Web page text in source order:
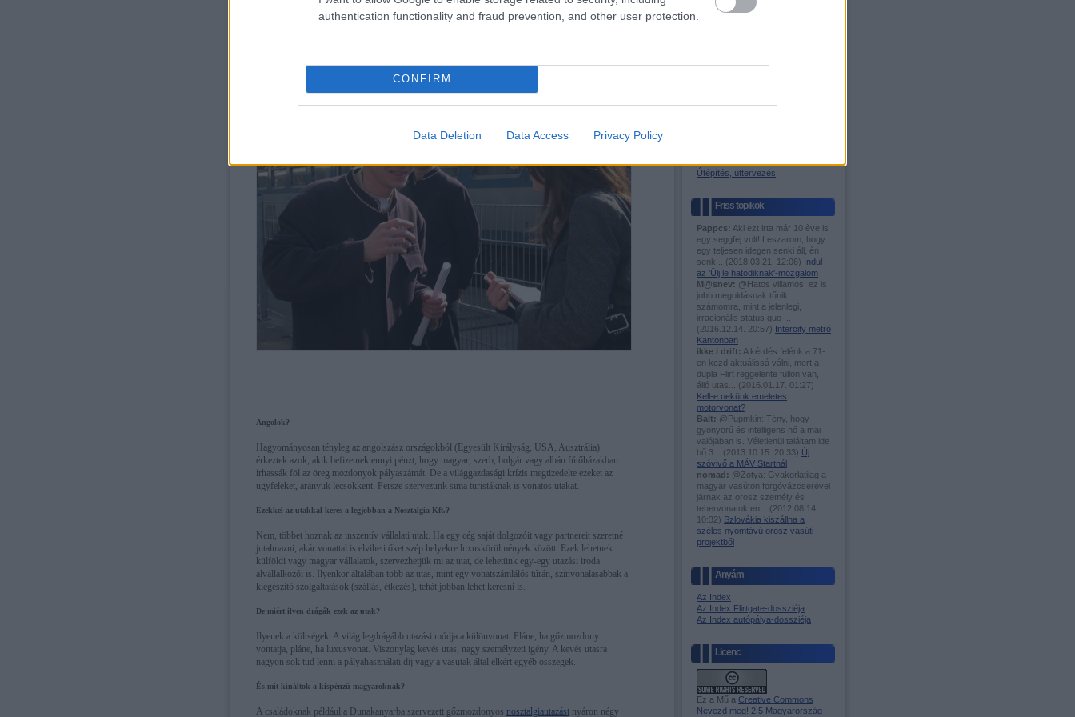
authentication functionality and fraud prevention, and other user protection.
CONFIRM
Data Deletion Data Access Privacy Policy
BKV-figyelő
Ütemes menetrend
Útépítés, úttervezés
Friss topikok
Pappcs: Aki ezt irta már 10 ève is
egy seggfej volt! Leszarom, hogy
egy teljesen idegen senki áll, èn
senk... (2018.03.21. 12:06) Indul
az 'Ülj le hatodiknak'-mozgalom
M@snev: @Hatos villamos: ez is
jobb megoldásnak tűnik
számomra, mint a jelenlegi,
irracionális status quo ...
(2016.12.14. 20:57) Intercity metró
Kantonban
ikke i drift: A kérdés felénk a 71-
en kezd aktuálissá válni, mert a
dupla Flirt reggelente fullon van,
álló utas... (2016.01.17. 01:27)
Kell-e nekünk emeletes
motorvonat?
Balt: @Pupmkin: Tény, hogy
gyönyörű és intelligens nő a mai
valójában is. Véletlenül találtam ide
bő 3... (2013.10.15. 20:33) Új
szóvivő a MÁV Startnál
nomad: @Zotya: Gyakorlatilag a
magyar vasúton forgóvázcserével
járnak az orosz személy és
tehervonatok en... (2012.08.14.
10:32) Szlovákia kiszállna a
széles nyomtávú orosz vasúti
projektből
Anyám
Az Index
Az Index Flirtgate-dossziéja
Az Index autópálya-dossziéja
Licenc
Ez a Mű a Creative Commons
Nevezd meg! 2.5 Magyarország
Utazhat. Több piaci szegmensnek, több árkategóriában, több célcsoportnak szervezünk utakat.
Angolok?
Hagyományosan tényleg az angolszász országokból (Egyesült Királyság, USA, Ausztrália)
érkeztek azok, akik befizetnek ennyi pénzt, hogy magyar, szerb, bolgár vagy albán fűtőházakban
írhassák föl az öreg mozdonyok pályaszámát. De a világgazdasági krízis megtizedelte ezeket az
ügyfeleket, arányuk lecsökkent. Persze szervezünk sima turistáknak is vonatos utakat.
Ezekkel az utakkal keres a legjobban a Nosztalgia Kft.?
Nem, többet hoznak az inszentív vállalati utak. Ha egy cég saját dolgozóit vagy partnereit szeretné
jutalmazni, akár vonattal is elviheti őket szép helyekre luxuskörülmények között. Ezek lehetnek
külföldi vagy magyar vállalatok, szervezhetjük mi az utat, de lehetünk egy-egy utazási iroda
alvállalkozói is. Ilyenkor általában több az utas, mint egy vonatszámlálós túrán, színvonalasabbak a
kiegészítő szolgáltatások (szállás, étkezés), tehát jobban lehet keresni is.
De miért ilyen drágák ezek az utak?
Ilyenek a költségek. A világ legdrágább utazási módja a különvonat. Pláne, ha gőzmozdony
vontatja, pláne, ha luxusvonat. Viszonylag kevés utas, nagy személyzeti igény. A kevés utasra
nagyon sok tud lenni a pályahasználati díj vagy a vasutak által elkért egyéb összegek.
És mit kínáltok a kispénzű magyaroknak?
A családoknak például a Dunakanyarba szervezett gőzmozdonyos nosztalgiautazást nyáron négy